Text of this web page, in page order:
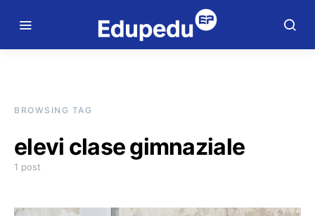
BROWSING TAG
elevi clase gimnaziale
1 post